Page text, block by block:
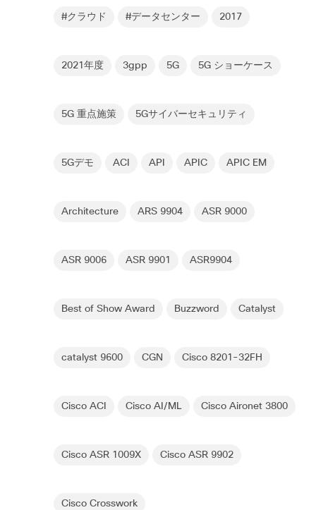
#クラウド #データセンター 2017
2021年度 3gpp 5G 5G ショーケース
5G 重点施策 5Gサイバーセキュリティ
5Gデモ ACI API APIC APIC EM
Architecture ARS 9904 ASR 9000
ASR 9006 ASR 9901 ASR9904
Best of Show Award Buzzword Catalyst
catalyst 9600 CGN Cisco 8201-32FH
Cisco ACI Cisco AI/ML Cisco Aironet 3800
Cisco ASR 1009X Cisco ASR 9902
Cisco Crosswork